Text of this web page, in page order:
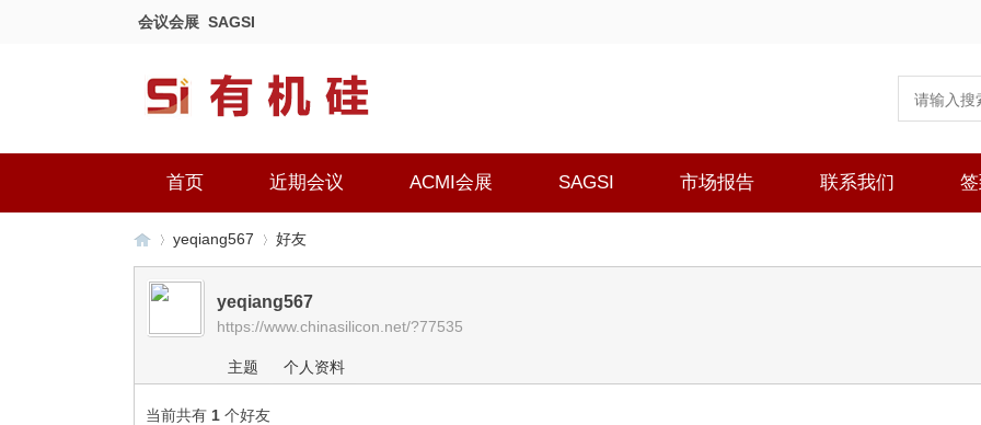
会议会展 SAGSI
首页 近期会议 ACMI会展 SAGSI 市场报告 联系我们
有›
yeqiang567
›
好友
yeqiang567
https://www.chinasilicon.net/?77535
主题 个人资料
当前共有 1 个好友